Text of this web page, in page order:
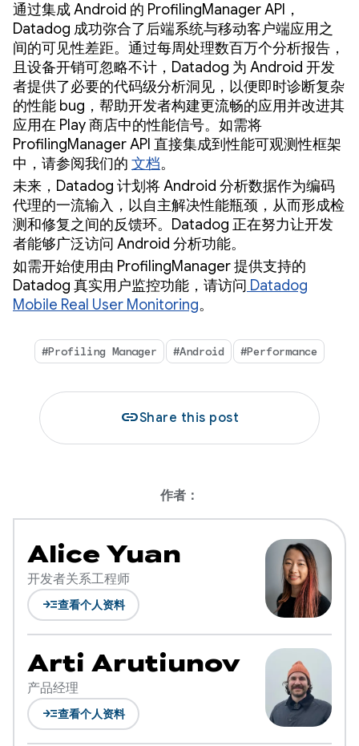
通过集成 Android 的 ProfilingManager API，
Datadog 成功弥合了后端系统与移动客户端应用之
间的可见性差距。通过每周处理数百万个分析报告，
且设备开销可忽略不计，Datadog 为 Android 开发
者提供了必要的代码级分析洞见，以便即时诊断复杂
的性能 bug，帮助开发者构建更流畅的应用并改进其
应用在 Play 商店中的性能信号。如需将
ProfilingManager API 直接集成到性能可观测性框架
中，请参阅我们的 文档。
未来，Datadog 计划将 Android 分析数据作为编码
代理的一流输入，以自主解决性能瓶颈，从而形成检
测和修复之间的反馈环。Datadog 正在努力让开发
者能够广泛访问 Android 分析功能。
如需开始使用由 ProfilingManager 提供支持的
Datadog 真实用户监控功能，请访问 Datadog
Mobile Real User Monitoring。
#Profiling Manager #Android #Performance
linkShare this post
作者：
Alice Yuan
开发者关系工程师
read_more查看个人资料
Arti Arutiunov
产品经理
read_more查看个人资料